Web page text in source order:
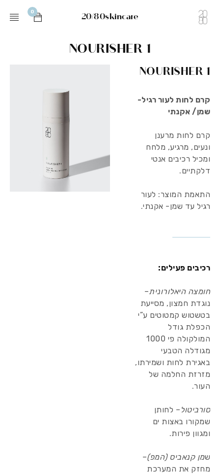
0 20/80skincare
NOURISHER 1
NOURISHER 1
קרם לחות לעור רגיל-
שמן/ אקנתי
קרם לחות מרענן
ונעים, מרגיע, מלחח
ומכיל רכיבים אנטי
דלקתיים.
התאמת המוצר: לעור
רגיל עד שמן- אקנתי.
רכיבים פעילים:
חומצה היאלורונית–
נוגדת חמצון, מסייעת
בטשטוש קמטוטים ע”י
הכפלת גודל
המולקולה פי 1000
מגודלה הטבעי
באגירת לחות ושמירתו,
מזרזת החלמה של
העור.
סורביטול – לחותן
שמקורו באצות ים
ומגוון פירות.
שמן קנאביס (המפ)–
מחזק את המערכת